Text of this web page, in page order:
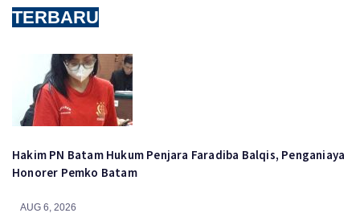
TERBARU
Hakim PN Batam Hukum Penjara Faradiba Balqis, Penganiaya
Honorer Pemko Batam
AUG 6, 2026